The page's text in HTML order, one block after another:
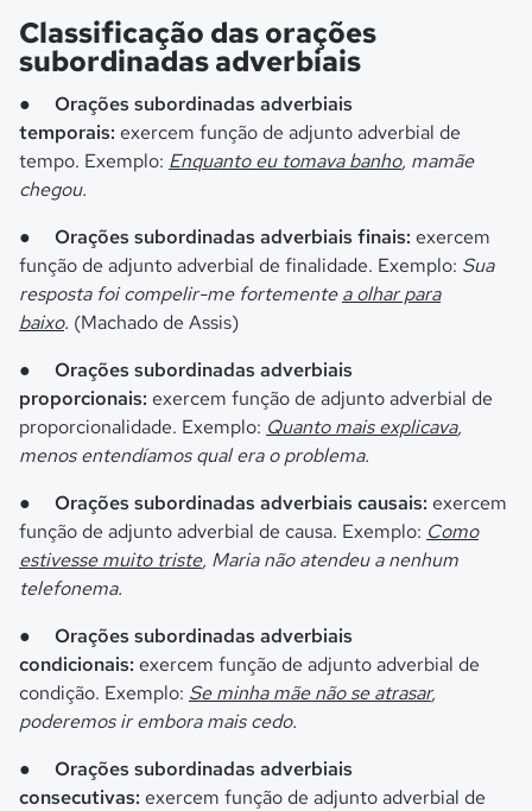
Classificação das orações
subordinadas adverbiais
● Orações subordinadas adverbiais
temporais: exercem função de adjunto adverbial de
tempo. Exemplo: Enquanto eu tomava banho, mamãe
chegou.
● Orações subordinadas adverbiais finais: exercem
função de adjunto adverbial de finalidade. Exemplo: Sua
resposta foi compelir-me fortementea olhar para
baixo. (Machado de Assis)
● Orações subordinadas adverbiais
proporcionais: exercem função de adjunto adverbial de
proporcionalidade. Exemplo: Quanto mais explicava,
menos entendíamos qual era o problema.
● Orações subordinadas adverbiais causais: exercem
função de adjunto adverbial de causa. Exemplo: Como
estivesse muito triste, Maria não atendeu a nenhum
telefonema.
● Orações subordinadas adverbiais
condicionais: exercem função de adjunto adverbial de
condição. Exemplo: Se minha mãe não se atrasar,
poderemos ir embora mais cedo.
● Orações subordinadas adverbiais
consecutivas: exercem função de adjunto adverbial de